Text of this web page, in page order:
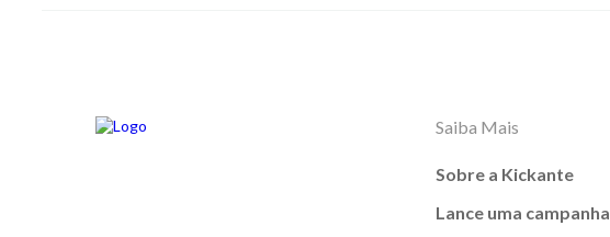
Saiba Mais
Sobre a Kickante
Lance uma campanha